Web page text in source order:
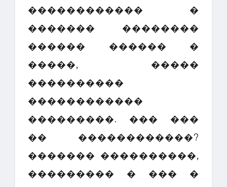
������������ �
������� ��������
������ ������ �
�����, �����
����������
������������
���������. ��� ���
�� ������������?
������� ����������,
��������� � ��� �